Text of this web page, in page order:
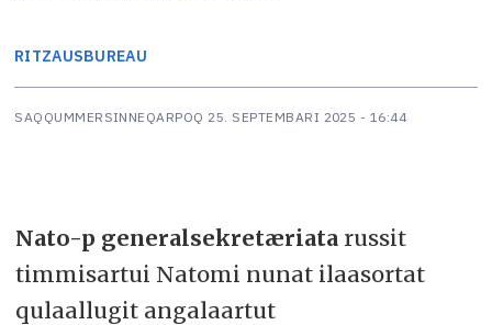
RITZAUSBUREAU
SAQQUMMERSINNEQARPOQ 25. SEPTEMBARI 2025 - 16:44
Nato-p generalsekretæriata russit
timmisartui Natomi nunat ilaasortat
qulaallugit angalaartut